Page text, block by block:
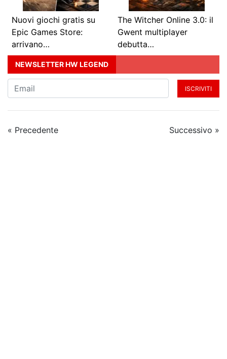
Nuovi giochi gratis su
Epic Games Store:
arrivano…
The Witcher Online 3.0: il
Gwent multiplayer
debutta…
NEWSLETTER HW LEGEND
ISCRIVITI
« Precedente Successivo »